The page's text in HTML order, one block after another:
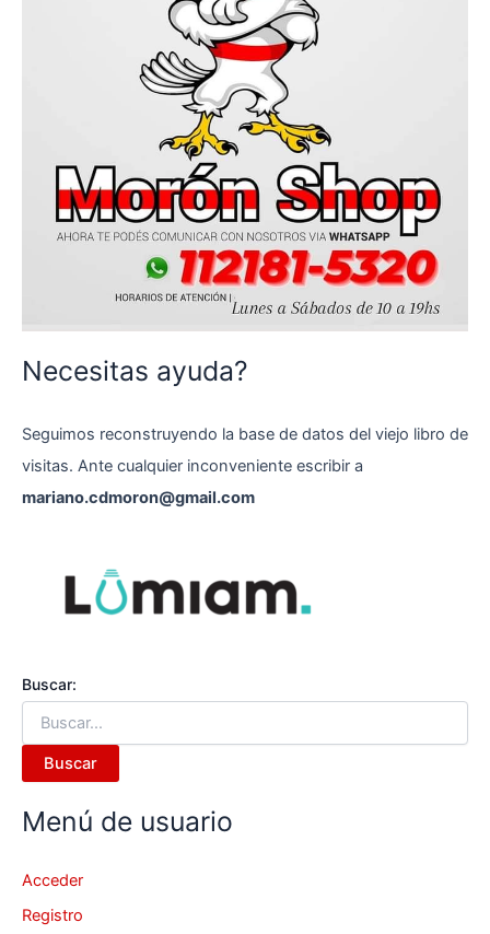
Necesitas ayuda?
Seguimos reconstruyendo la base de datos del viejo libro de
visitas. Ante cualquier inconveniente escribir a
mariano.cdmoron@gmail.com
Buscar:
Menú de usuario
Acceder
Registro